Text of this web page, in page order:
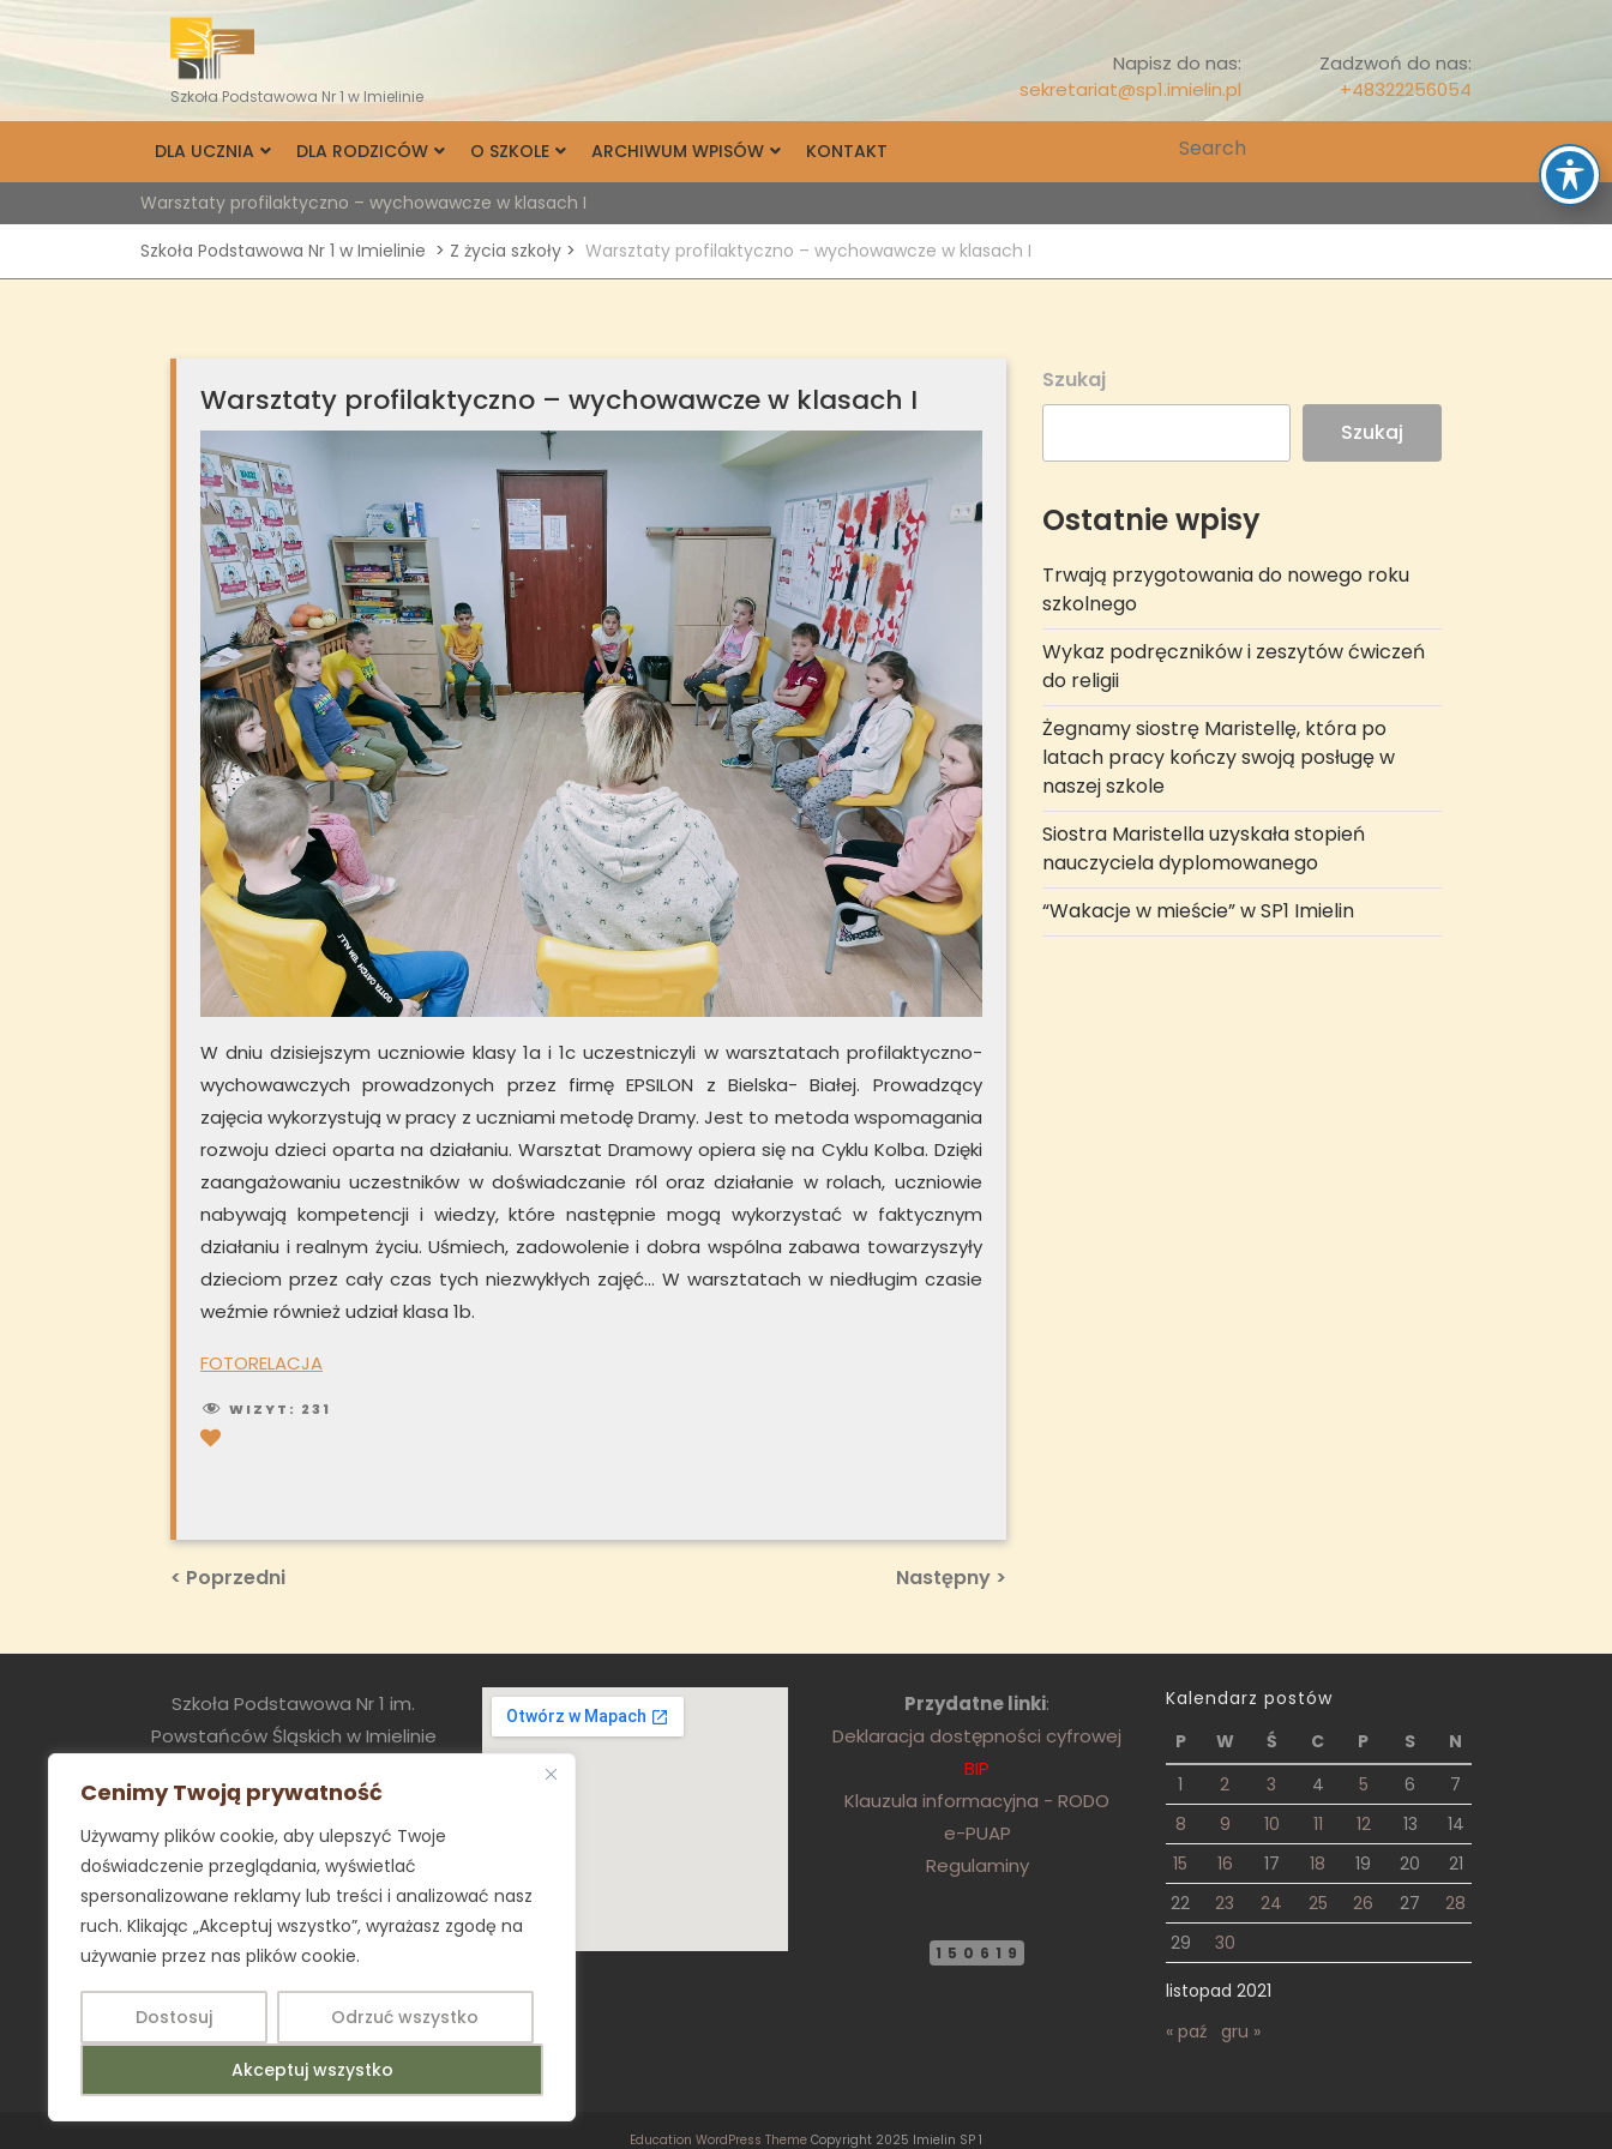
Cenimy Twoją prywatność
Używamy plików cookie, aby ulepszyć Twoje
doświadczenie przeglądania, wyświetlać
spersonalizowane reklamy lub treści i analizować nasz
ruch. Klikając „Akceptuj wszystko”, wyrażasz zgodę na
używanie przez nas plików cookie.
Dostosuj Odrzuć wszystko
Akceptuj wszystko
content
Szkoła Podstawowa Nr 1 w Imielinie
Napisz do nas:
sekretariat@sp1.imielin.pl
Zadzwoń do nas:
+48322256054
DLA UCZNIA DLA RODZICÓW O SZKOLE ARCHIWUM WPISÓW KONTAKT
for:
Warsztaty profilaktyczno – wychowawcze w klasach I
Szkoła Podstawowa Nr 1 w Imielinie > Z życia szkoły > Warsztaty profilaktyczno – wychowawcze w klasach I
Warsztaty profilaktyczno – wychowawcze w klasach I
W dniu dzisiejszym uczniowie klasy 1a i 1c uczestniczyli w warsztatach profilaktyczno-
wychowawczych prowadzonych przez firmę EPSILON z Bielska- Białej. Prowadzący
zajęcia wykorzystują w pracy z uczniami metodę Dramy. Jest to metoda wspomagania
rozwoju dzieci oparta na działaniu. Warsztat Dramowy opiera się na Cyklu Kolba. Dzięki
zaangażowaniu uczestników w doświadczanie ról oraz działanie w rolach, uczniowie
nabywają kompetencji i wiedzy, które następnie mogą wykorzystać w faktycznym
działaniu i realnym życiu. Uśmiech, zadowolenie i dobra wspólna zabawa towarzyszyły
dzieciom przez cały czas tych niezwykłych zajęć… W warsztatach w niedługim czasie
weźmie również udział klasa 1b.
FOTORELACJA
WIZYT: 231
Nawigacja
Previous
< Poprzedni
Next
Następny >
Szukaj
Szukaj
Ostatnie wpisy
Trwają przygotowania do nowego roku
szkolnego
Wykaz podręczników i zeszytów ćwiczeń
do religii
Żegnamy siostrę Maristellę, która po
latach pracy kończy swoją posługę w
naszej szkole
Siostra Maristella uzyskała stopień
nauczyciela dyplomowanego
“Wakacje w mieście” w SP1 Imielin
Szkoła Podstawowa Nr 1 im.
Powstańców Śląskich w Imielinie
41-407 Imielin
sekretariat@sp1.imielin.pl
tel:+48 32 2256054
poniedziałek – piątek 8.00 - 16.00
Przydatne linki:
Deklaracja dostępności cyfrowej
BIP
Klauzula informacyjna - RODO
e-PUAP
Regulaminy
150619
Kalendarz postów
listopad 2021
P W Ś C P S
N
1
2 3 4 5 6
7
8
9 10 11 12 13
14
15
16 17 18 19 20
21
22
23 24 25 26 27
28
29
30
« paź gru »
Education WordPress Theme Copyright 2025 Imielin SP 1